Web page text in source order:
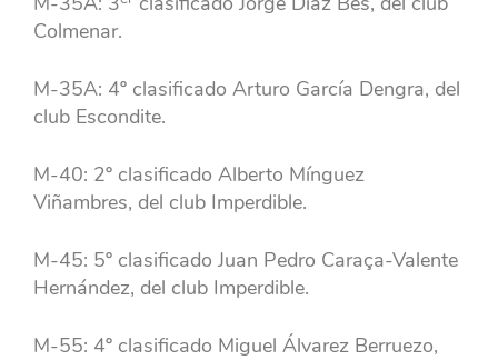
Colmenar.
M-35A: 4º clasificado Arturo García Dengra, del
club Escondite.
M-40: 2º clasificado Alberto Mínguez
Viñambres, del club Imperdible.
M-45: 5º clasificado Juan Pedro Caraça-Valente
Hernández, del club Imperdible.
M-55: 4º clasificado Miguel Álvarez Berruezo,